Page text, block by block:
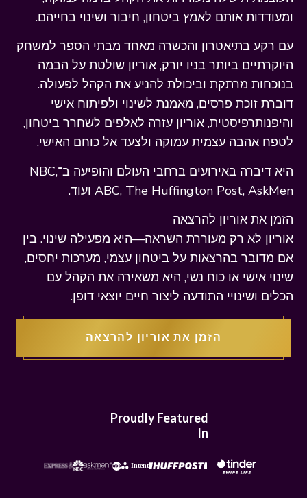
ומעודדות אותם לאמץ ביטחון, חיבור ושינוי בחייהם.
עם רקע בתיאטרון והכשרה מאחד מבתי הספר למשחק
היוקרתיים ביותר בניו יורק, אוריון שולטת על הבמה
בנוכחות מרתקת וביכולת להניע את הקהל לפעולה.
דוברת זוכת פרסים, מאמנת לשינוי ולפיתוח אישי
והיפנותרפיסטית, אוריון עזרה לאלפים לשחרר ביטחון,
לטפח אהבה עצמית עמוקה ולצעד אל כוחם האישי.
היא דיברה באירועים ברחבי העולם והופיעה ב־NBC,
ABC, The Huffington Post, AskMen ועוד.
הזמן את אוריון להרצאה
אוריון לא רק מעוררת השראה—היא מפעילה שינוי. בין
אם מדובר בהרצאות על ביטחון עצמי, מערכות יחסים,
שינוי אישי או כוח נשי, היא משאירה את הקהל עם
הכלים ושינויי התודעה ליצור חיים יוצאי דופן.
הזמן את אוריון להרצאה
Proudly Featured
In